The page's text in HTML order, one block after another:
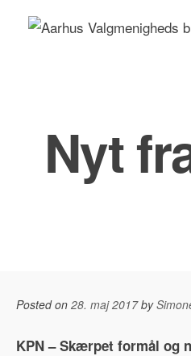
Nyt
Posted on 28. maj 2017by
KPN – Skærpet formål og